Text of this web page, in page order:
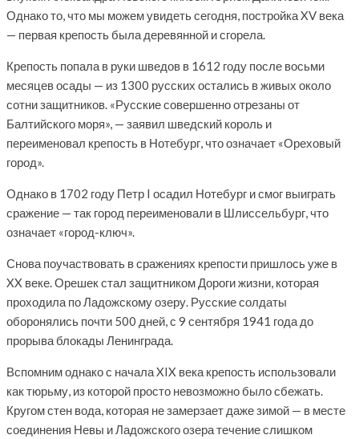
Однако то, что мы можем увидеть сегодня, постройка XV века
— первая крепость была деревянной и сгорела.
Крепость попала в руки шведов в 1612 году после восьми
месяцев осады — из 1300 русских остались в живых около
сотни защитников. «Русские совершенно отрезаны от
Балтийского моря», — заявил шведский король и
переименовал крепость в Нотебург, что означает «Ореховый
город».
Однако в 1702 году Петр I осадил Нотебург и смог выиграть
сражение — так город переименовали в Шлиссельбург, что
означает «город-ключ».
Снова поучаствовать в сражениях крепости пришлось уже в
XX веке. Орешек стал защитником Дороги жизни, которая
проходила по Ладожскому озеру. Русские солдаты
оборонялись почти 500 дней, с 9 сентября 1941 года до
прорыва блокады Ленинграда.
Вспомним однако с начала XIX века крепость использовали
как тюрьму, из которой просто невозможно было сбежать.
Кругом стен вода, которая не замерзает даже зимой — в месте
соединения Невы и Ладожского озера течение слишком